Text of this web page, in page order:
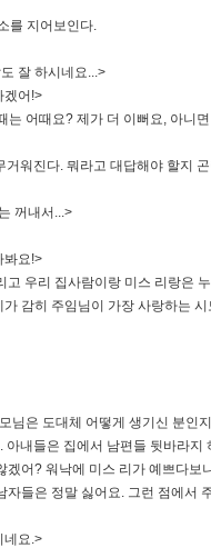
를 지어보인다.
잘 하시네요...>
겠어!>
어때요? 제가 더 이뻐요, 아니
워진다. 뭐라고 대답해야 할지
꺼내서...>
봐요!>
우리 집사람이랑 미스 리랑은
감히 주임님이 가장 사랑하는
님은 도대체 어떻게 생기신 분
내들은 집에서 남편들 뒷바라
겠어? 워낙에 미스 리가 예쁘다보
들은 정말 싫어요. 그런 점에서
네요.>